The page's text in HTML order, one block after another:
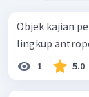
Objek kajian
lingkup
1 5.0